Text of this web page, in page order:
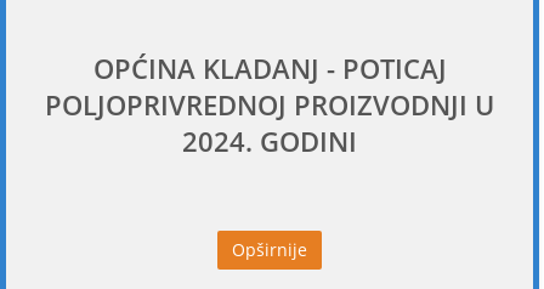
OPĆINA KLADANJ - POTICAJ
POLJOPRIVREDNOJ PROIZVODNJI U
2024. GODINI
Opširnije